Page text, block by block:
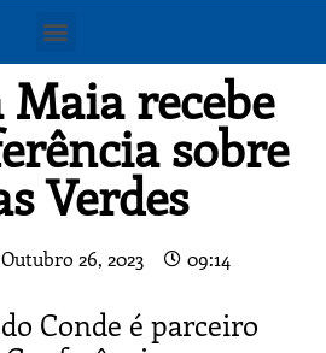
recebe
sobre
Verdes
Outubro 26, 2023 09:14
Conde é parceiro